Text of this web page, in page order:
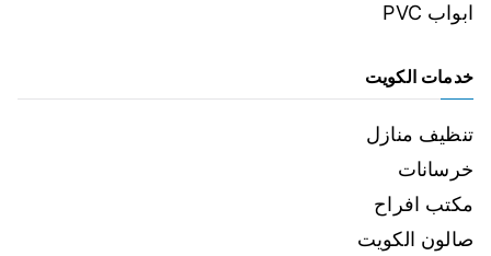
ابواب PVC
خدمات الكويت
تنظيف منازل
خرسانات
مكتب افراح
صالون الكويت